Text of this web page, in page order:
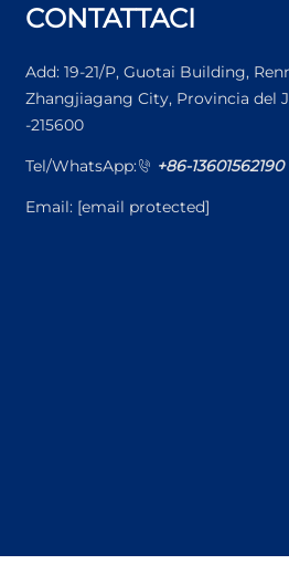
CONTATTACI
Add: 19-21/P, Guotai Building,
Zhangjiagang City, Provincia del
-215600
Tel/WhatsApp: +86-13601562190
Email: [email protected]